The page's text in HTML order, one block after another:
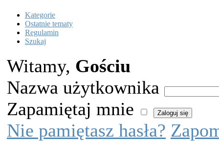
Kategorie
Ostatnie tematy
Regulamin
Szukaj
Witamy, Gościu
Nazwa użytkownika
Zapamiętaj mnie
Nie pamiętasz hasła?